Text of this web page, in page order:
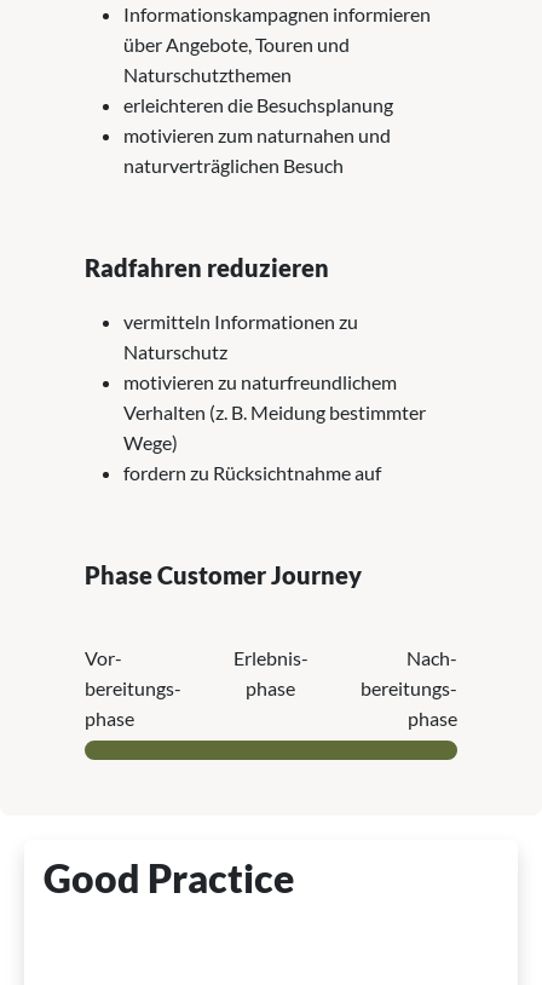
Informationskampagnen informieren
über Angebote, Touren und
Naturschutzthemen
erleichteren die Besuchsplanung
motivieren zum naturnahen und
naturverträglichen Besuch
Radfahren reduzieren
vermitteln Informationen zu
Naturschutz
motivieren zu naturfreundlichem
Verhalten (z. B. Meidung bestimmter
Wege)
fordern zu Rücksichtnahme auf
Phase Customer Journey
Vor­
bereitungs­
phase
Erlebnis­
phase
Nach­
bereitungs­
phase
Good Practice